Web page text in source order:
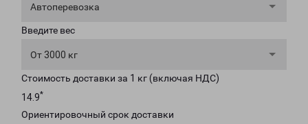
Автоперевозка
Введите вес
От 3000 кг
Стоимость доставки за 1 кг (включая НДС)
14.9*
Ориентировочный срок доставки